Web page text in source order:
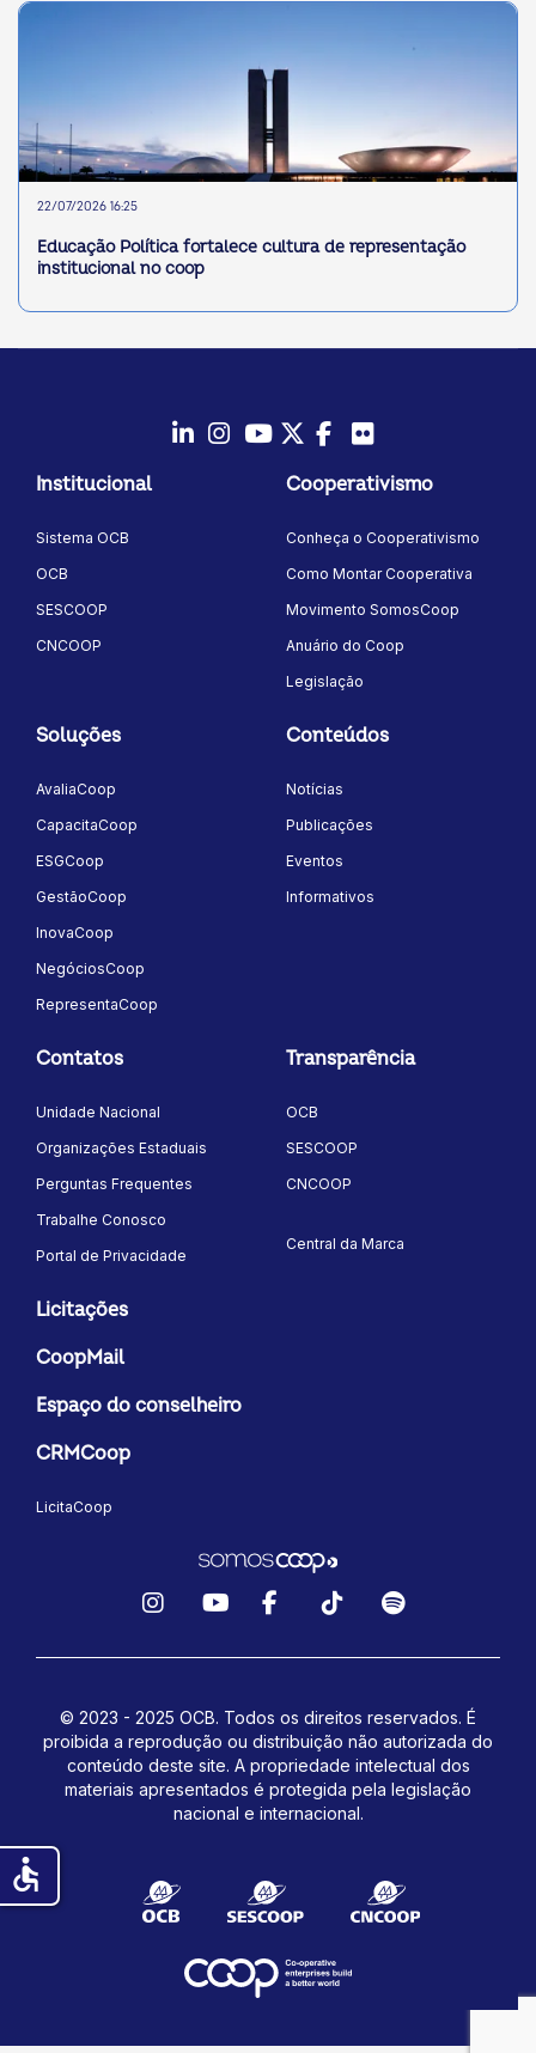
22/07/2026 16:25
Educação Política fortalece cultura de representação
institucional no coop
Instagram
YoutubeTwitter/X
Facebook
Institucional
Sistema OCB
OCB
SESCOOP
CNCOOP
Cooperativismo
Conheça o Cooperativismo
Como Montar Cooperativa
Movimento SomosCoop
Anuário do Coop
Legislação
Soluções
AvaliaCoop
CapacitaCoop
ESGCoop
GestãoCoop
InovaCoop
NegóciosCoop
RepresentaCoop
Conteúdos
Notícias
Publicações
Eventos
Informativos
Contatos
Unidade Nacional
Organizações Estaduais
Perguntas Frequentes
Trabalhe Conosco
Portal de Privacidade
Transparência
OCB
SESCOOP
CNCOOP
Central da Marca
Licitações
CoopMail
Espaço do conselheiro
CRMCoop
LicitaCoop
© 2023 - 2025 OCB. Todos os direitos reservados. É
proibida a reprodução ou distribuição não autorizada do
conteúdo deste site. A propriedade intelectual dos
materiais apresentados é protegida pela legislação
nacional e internacional.
accessible